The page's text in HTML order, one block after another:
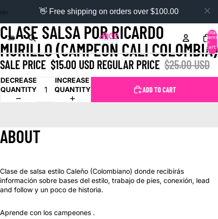
👋 Free shipping on orders over $100.00
Total
items
in
cart:
0
CLASE SALSA POR RICARDO
MURILLO (CAMPEON CALI COLOMBIA)
SALE PRICE $15.00 USD REGULAR PRICE $25.00 USD
DECREASE
QUANTITY
INCREASE
QUANTITY
ADD TO CART
ABOUT
Clase de salsa estilo Caleño (Colombiano) donde recibirás
información sobre bases del estilo, trabajo de pies, conexión, lead
and follow y un poco de historia.
Aprende con los campeones .